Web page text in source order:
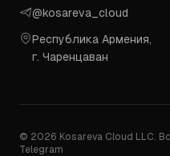
@kosareva_cloud
Республика Армения,
г. Чаренцаван
© 2026 Kosareva Cloud LLC.
Telegram